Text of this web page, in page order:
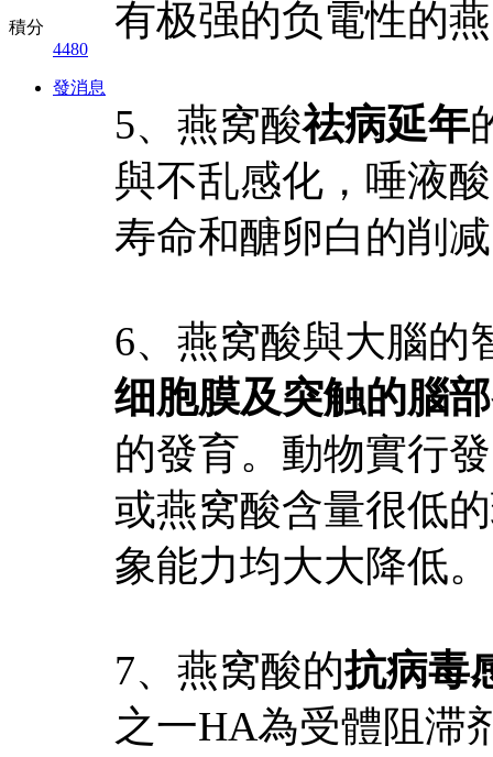
積分
4480
發消息
有极强的负電性的
5、燕窝酸祛病延年
與不乱感化，唾液
寿命和醣卵白的削
6、燕窝酸與大腦的
细胞膜及突触的腦
的發育。動物實行
或燕窝酸含量很低
象能力均大大降低。
7、燕窝酸的抗病毒
之一HA為受體阻滞